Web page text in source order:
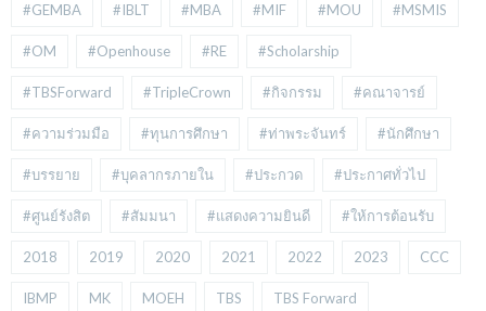
#GEMBA #IBLT #MBA #MIF #MOU #MSMIS
#OM #Openhouse #RE #Scholarship
#TBSForward #TripleCrown #กิจกรรม #คณาจารย์
#ความร่วมมือ #ทุนการศึกษา #ท่าพระจันทร์ #นักศึกษา
#บรรยาย #บุคลากรภายใน #ประกวด #ประกาศทั่วไป
#ศูนย์รังสิต #สัมมนา #แสดงความยินดี #ให้การต้อนรับ
2018 2019 2020 2021 2022 2023 CCC
IBMP MK MOEH TBS TBS Forward